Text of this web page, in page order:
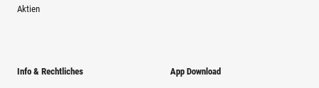
Aktien
Info & Rechtliches App Download